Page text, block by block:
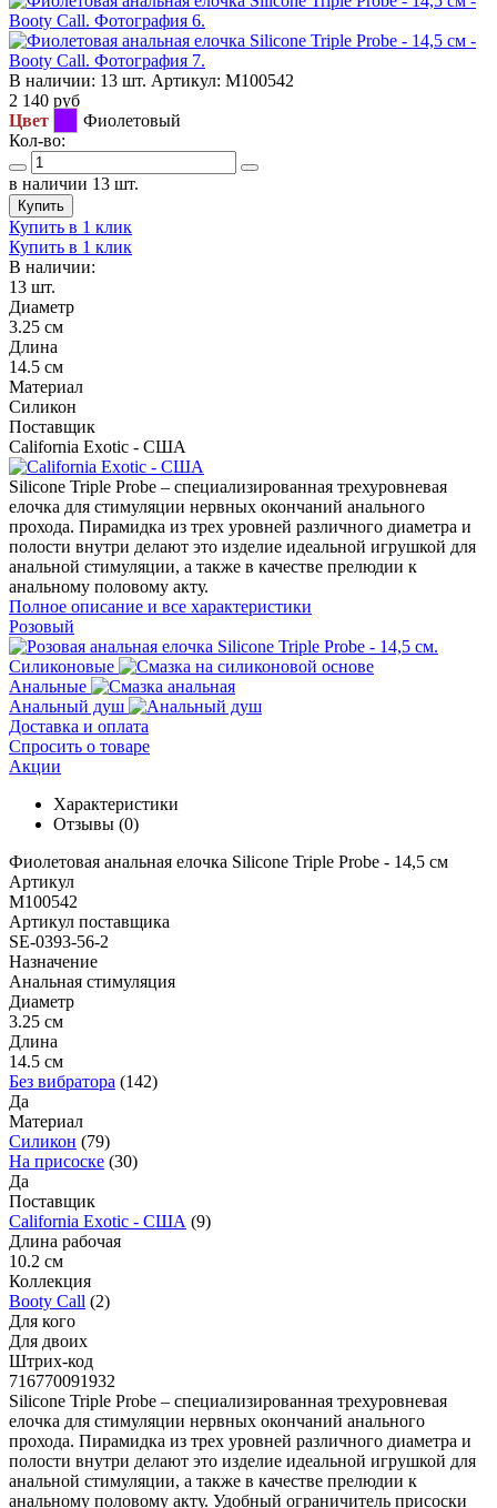
В наличии: 13 шт. Артикул: M100542
2 140 руб
Цвет
Фиолетовый
Кол-во:
в наличии 13 шт.
Купить
Купить в 1 клик
Купить в 1 клик
В наличии:
13 шт.
Диаметр
3.25 см
Длина
14.5 см
Материал
Силикон
Поставщик
California Exotic - США
Silicone Triple Probe – специализированная трехуровневая
елочка для стимуляции нервных окончаний анального
прохода. Пирамидка из трех уровней различного диаметра и
полости внутри делают это изделие идеальной игрушкой для
анальной стимуляции, а также в качестве прелюдии к
анальному половому акту.
Полное описание и все характеристики
Розовый
Силиконовые
Анальные
Анальный душ
Доставка и оплата
Спросить о товаре
Акции
Характеристики
Отзывы (0)
Фиолетовая анальная елочка Silicone Triple Probe - 14,5 см
Артикул
M100542
Артикул поставщика
SE-0393-56-2
Назначение
Анальная стимуляция
Диаметр
3.25 см
Длина
14.5 см
Без вибратора (142)
Да
Материал
Силикон (79)
На присоске (30)
Да
Поставщик
California Exotic - США (9)
Длина рабочая
10.2 см
Коллекция
Booty Call (2)
Для кого
Для двоих
Штрих-код
716770091932
Silicone Triple Probe – специализированная трехуровневая
елочка для стимуляции нервных окончаний анального
прохода. Пирамидка из трех уровней различного диаметра и
полости внутри делают это изделие идеальной игрушкой для
анальной стимуляции, а также в качестве прелюдии к
анальному половому акту. Удобный ограничитель присоски